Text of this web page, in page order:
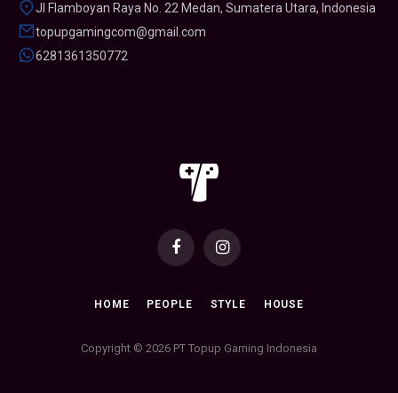
Jl Flamboyan Raya No. 22 Medan, Sumatera Utara, Indonesia
topupgamingcom@gmail.com
6281361350772
FacebookInstagram
HOME PEOPLE STYLE HOUSE
Copyright © 2026 PT Topup Gaming Indonesia